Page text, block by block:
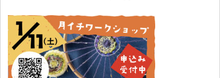
福祉サービス
ショップ情報